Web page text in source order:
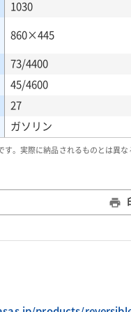
1030
860×445
73/4400
45/4600
27
ガソリン
す。実際に納品されるものとは異